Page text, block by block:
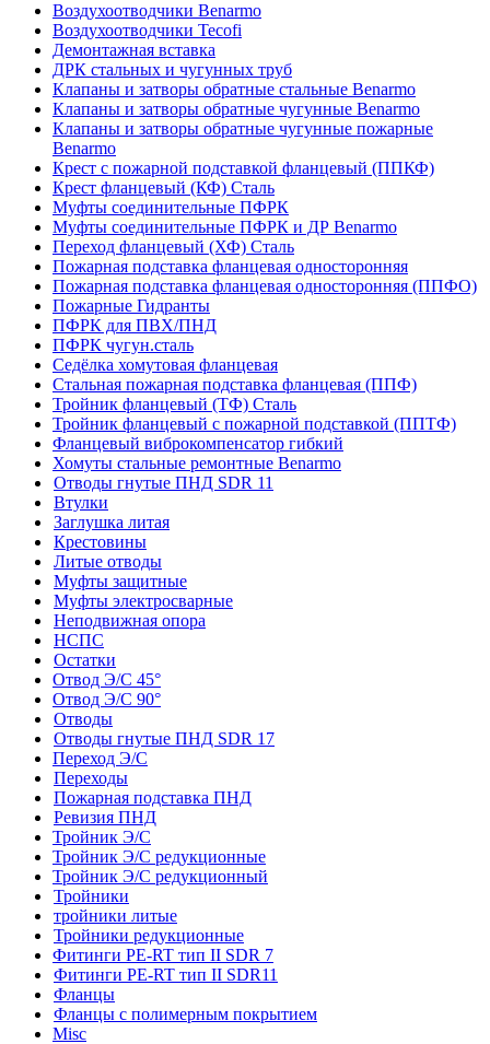
Воздухоотводчики Benarmo
Воздухоотводчики Tecofi
Демонтажная вставка
ДРК стальных и чугунных труб
Клапаны и затворы обратные стальные Benarmo
Клапаны и затворы обратные чугунные Benarmo
Клапаны и затворы обратные чугунные пожарные
Benarmo
Крест с пожарной подставкой фланцевый (ППКФ)
Крест фланцевый (КФ) Сталь
Муфты соединительные ПФРК
Муфты соединительные ПФРК и ДР Benarmo
Переход фланцевый (ХФ) Сталь
Пожарная подставка фланцевая односторонняя
Пожарная подставка фланцевая односторонняя (ППФО)
Пожарные Гидранты
ПФРК для ПВХ/ПНД
ПФРК чугун.сталь
Седёлка хомутовая фланцевая
Стальная пожарная подставка фланцевая (ППФ)
Тройник фланцевый (ТФ) Сталь
Тройник фланцевый с пожарной подставкой (ППТФ)
Фланцевый виброкомпенсатор гибкий
Хомуты стальные ремонтные Benarmo
Отводы гнутые ПНД SDR 11
Втулки
Заглушка литая
Крестовины
Литые отводы
Муфты защитные
Муфты электросварные
Неподвижная опора
НСПС
Остатки
Отвод Э/С 45°
Отвод Э/С 90°
Отводы
Отводы гнутые ПНД SDR 17
Переход Э/С
Переходы
Пожарная подставка ПНД
Ревизия ПНД
Тройник Э/С
Тройник Э/С редукционные
Тройник Э/С редукционный
Тройники
тройники литые
Тройники редукционные
Фитинги PE-RT тип II SDR 7
Фитинги PE-RT тип II SDR11
Фланцы
Фланцы с полимерным покрытием
Misc